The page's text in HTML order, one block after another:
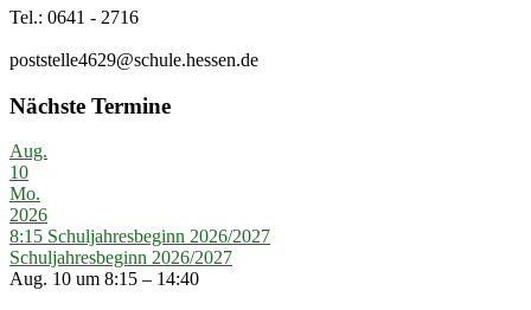
Tel.: 0641 - 2716
poststelle4629@schule.hessen.de
Nächste Termine
Aug.
10
Mo.
2026
8:15 Schuljahresbeginn 2026/2027
Schuljahresbeginn 2026/2027
Aug. 10 um 8:15 – 14:40